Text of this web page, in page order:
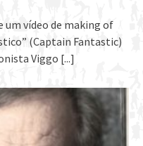
um vídeo de making of
(Captain Fantastic)
Viggo [...]